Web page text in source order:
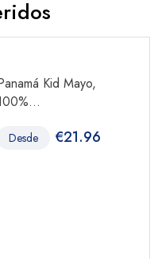
Kid Mayo,
Desde €21.96